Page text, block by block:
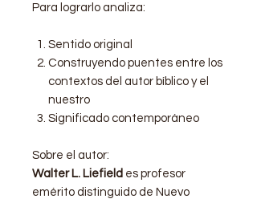
Para lograrlo analiza:
Sentido original
Construyendo puentes entre los
contextos del autor bíblico y el
nuestro
Significado contemporáneo
Sobre el autor:
Walter L. Liefield es profesor
emérito distinguido de Nuevo